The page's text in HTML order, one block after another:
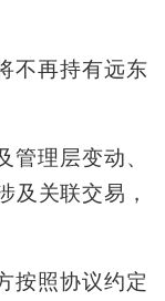
不再持有远东
理层变动、
及关联交易，
按照协议约定